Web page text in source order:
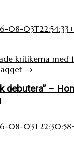
08-
kritikerna
→
debutera” –
08-